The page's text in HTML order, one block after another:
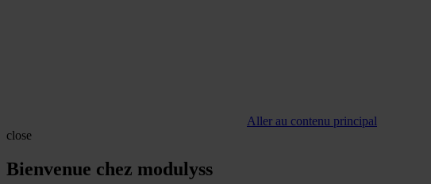
Aller au contenu principal
close
Bienvenue chez modulyss